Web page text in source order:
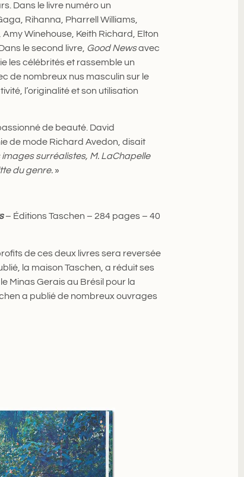
Dans le livre numéro un
Rihanna, Pharrell Williams,
Winehouse, Keith Richard, Elton
le second livre, Good Newsavec
les célébrités et rassemble un
de nombreux nus masculin sur le
l’originalité et son utilisation
de beauté. David
de mode Richard Avedon, disait
surréalistes, M. LaChapelle
du genre.»
– Éditions Taschen – 284 pages – 40
de ces deux livres sera reversée
la maison Taschen, a réduit ses
Minas Gerais au Brésil pour la
a publié de nombreux ouvrages